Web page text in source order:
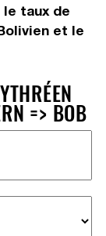
le taux de
et le
=> BOB